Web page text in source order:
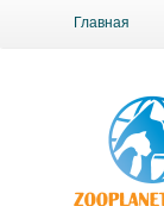
Главная